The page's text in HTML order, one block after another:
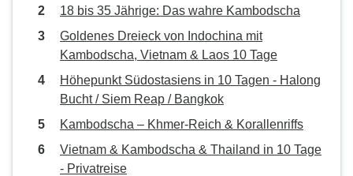
18 bis 35 Jährige: Das wahre Kambodscha
Goldenes Dreieck von Indochina mit
Kambodscha, Vietnam & Laos 10 Tage
Höhepunkt Südostasiens in 10 Tagen - Halong
Bucht / Siem Reap / Bangkok
Kambodscha – Khmer-Reich & Korallenriffs
Vietnam & Kambodscha & Thailand in 10 Tage
- Privatreise